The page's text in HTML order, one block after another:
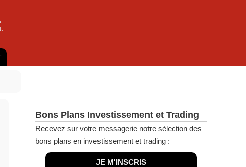
Bons Plans Investissement et Trading
Recevez sur votre messagerie notre sélection des
bons plans en investissement et trading :
JE M'INSCRIS